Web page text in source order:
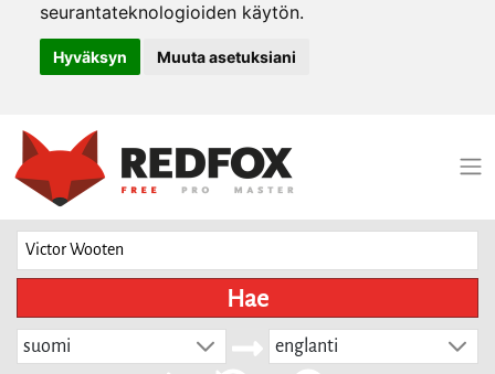
seurantateknologioiden käytön.
Hyväksyn Muuta asetuksiani
Hae
suomi englanti